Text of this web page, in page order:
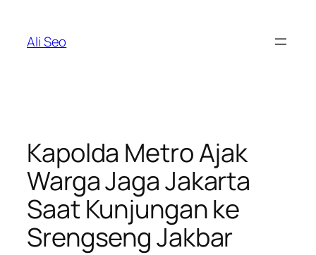
content
Ali Seo
Kapolda Metro Ajak
Warga Jaga Jakarta
Saat Kunjungan ke
Srengseng Jakbar